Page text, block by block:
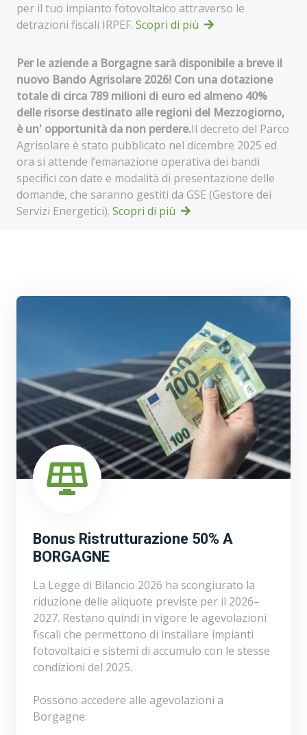
per il tuo impianto fotovoltaico attraverso le
detrazioni fiscali IRPEF. Scopri di più
Per le aziende a Borgagne sarà disponibile a breve il
nuovo Bando Agrisolare 2026! Con una dotazione
totale di circa 789 milioni di euro ed almeno 40%
delle risorse destinato alle regioni del Mezzogiorno,
è un' opportunità da non perdere.Il decreto del Parco
Agrisolare è stato pubblicato nel dicembre 2025 ed
ora si attende l’emanazione operativa dei bandi
specifici con date e modalità di presentazione delle
domande, che saranno gestiti da GSE (Gestore dei
Servizi Energetici). Scopri di più
Bonus Ristrutturazione 50% A
BORGAGNE
La Legge di Bilancio 2026 ha scongiurato la
riduzione delle aliquote previste per il 2026–
2027. Restano quindi in vigore le agevolazioni
fiscali che permettono di installare impianti
fotovoltaici e sistemi di accumulo con le stesse
condizioni del 2025.
Possono accedere alle agevolazioni a
Borgagne: